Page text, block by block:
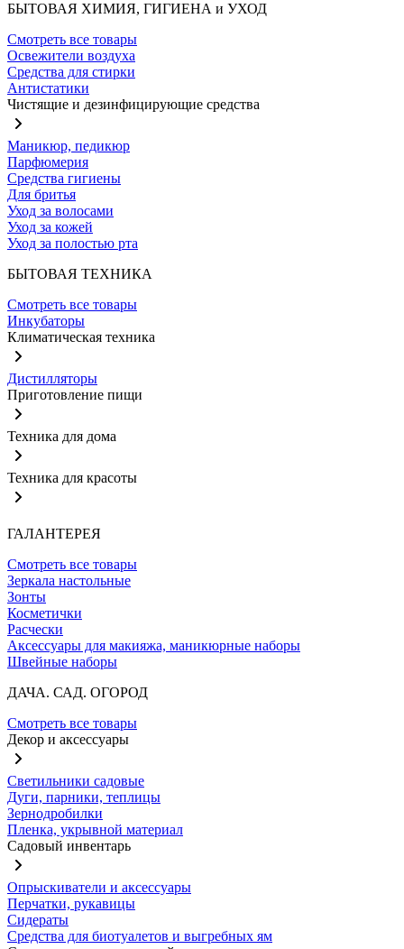
БЫТОВАЯ ХИМИЯ, ГИГИЕНА и УХОД
Смотреть все товары
Освежители воздуха
Средства для стирки
Антистатики
Чистящие и дезинфицирующие средства
Маникюр, педикюр
Парфюмерия
Средства гигиены
Для бритья
Уход за волосами
Уход за кожей
Уход за полостью рта
БЫТОВАЯ ТЕХНИКА
Смотреть все товары
Инкубаторы
Климатическая техника
Дистилляторы
Приготовление пищи
Техника для дома
Техника для красоты
ГАЛАНТЕРЕЯ
Смотреть все товары
Зеркала настольные
Зонты
Косметички
Расчески
Аксессуары для макияжа, маникюрные наборы
Швейные наборы
ДАЧА. САД. ОГОРОД
Смотреть все товары
Декор и аксессуары
Светильники садовые
Дуги, парники, теплицы
Зернодробилки
Пленка, укрывной материал
Садовый инвентарь
Опрыскиватели и аксессуары
Перчатки, рукавицы
Сидераты
Средства для биотуалетов и выгребных ям